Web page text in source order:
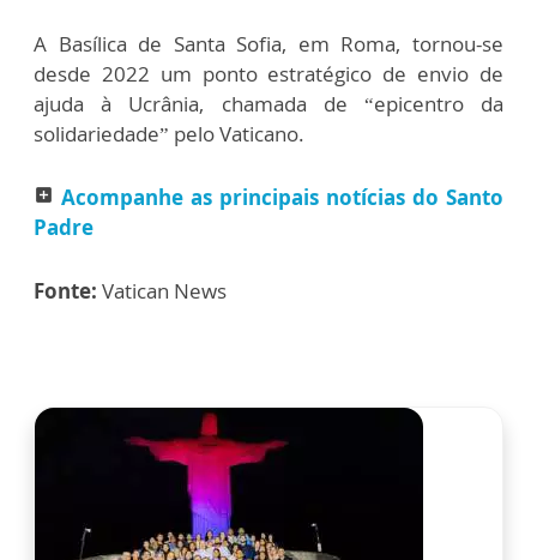
A Basílica de Santa Sofia, em Roma, tornou-se
desde 2022 um ponto estratégico de envio de
ajuda à Ucrânia, chamada de “epicentro da
solidariedade” pelo Vaticano.
add_box Acompanhe as principais notícias do Santo
Padre
Fonte: Vatican News